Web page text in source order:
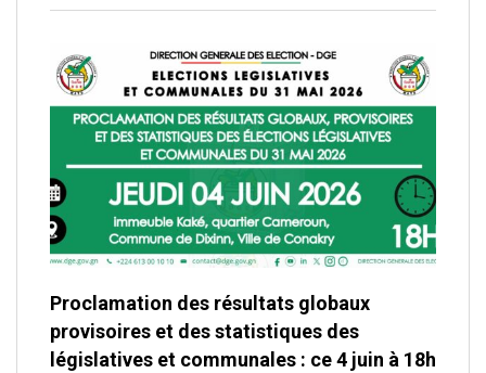
Proclamation des résultats globaux
provisoires et des statistiques des
législatives et communales : ce 4 juin à 18h